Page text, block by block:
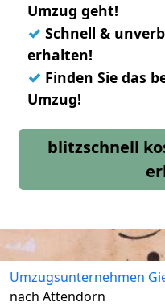
Umzug geht!
✓ Schnell &
erhalten!
✓ Finden Sie das
Umzug!
blitzschnell
Umzugsunternehmen
nach Attendorn